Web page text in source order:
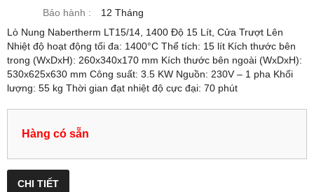
Bảo hành :
12 Tháng
Lò Nung Nabertherm LT15/14, 1400 Độ 15 Lít, Cửa Trượt Lên
Nhiệt độ hoạt động tối đa: 1400°C Thể tích: 15 lít Kích thước bên
trong (WxDxH): 260x340x170 mm Kích thước bên ngoài (WxDxH):
530x625x630 mm Công suất: 3.5 KW Nguồn: 230V – 1 pha Khối
lượng: 55 kg Thời gian đạt nhiệt độ cực đại: 70 phút
Hàng có sẵn
CHI TIẾT